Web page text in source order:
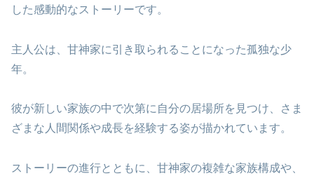
した感動的なストーリーです。
主人公は、甘神家に引き取られることになった孤独な少
年。
彼が新しい家族の中で次第に自分の居場所を見つけ、さま
ざまな人間関係や成長を経験する姿が描かれています。
ストーリーの進行とともに、甘神家の複雑な家族構成や、